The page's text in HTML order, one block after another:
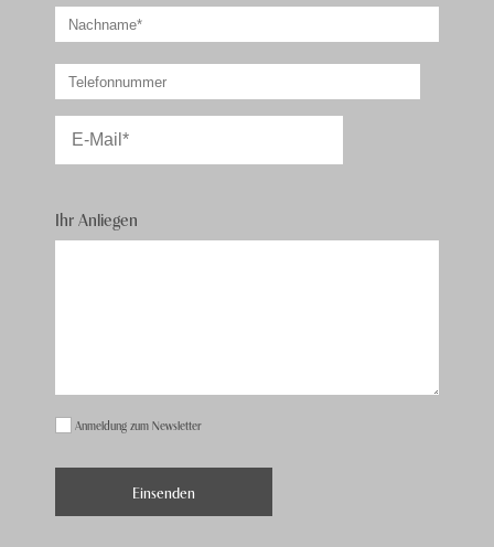
Besuchen Sie abends eines der Restaurants, wo Sie
einen ereignisreichen Tag bei hervorragendem Essen
und einem Glas Rotwein ausklingen können. Unsere
Arabien Spezialistenhelfen Ihnen bei der Auswahl
an Aktivitäten und beraten Sie für Ihre perfekten
Badeferien in Dubai.
Ihr Anliegen
Anmeldung zum Newsletter